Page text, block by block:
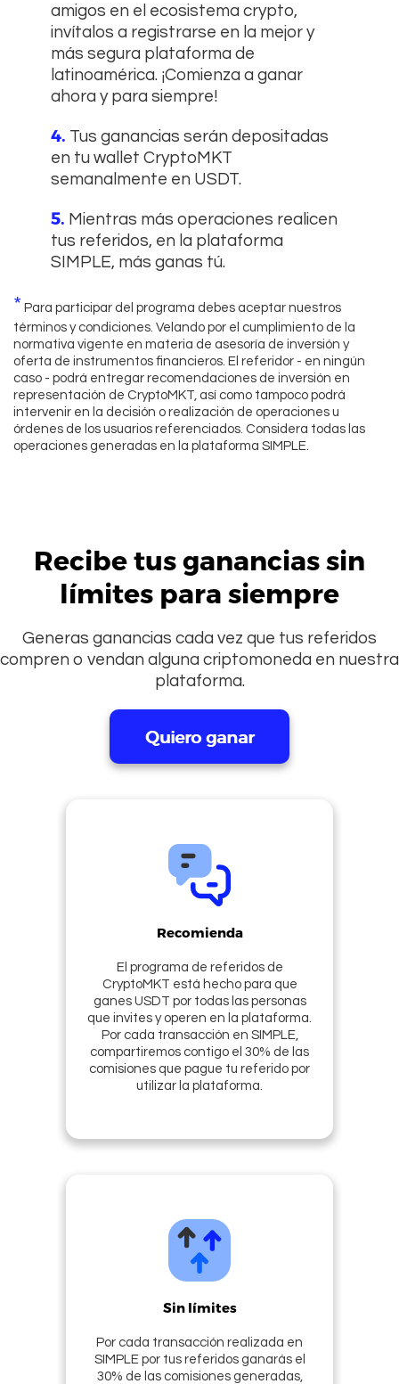
amigos en el ecosistema crypto,
invítalos a registrarse en la mejor y
más segura plataforma de
latinoamérica. ¡Comienza a ganar
ahora y para siempre!
4. Tus ganancias serán depositadas
en tu wallet CryptoMKT
semanalmente en USDT.
5. Mientras más operaciones realicen
tus referidos, en la plataforma
SIMPLE, más ganas tú.
* Para participar del programa debes aceptar nuestros
términos y condiciones. Velando por el cumplimiento de la
normativa vigente en materia de asesoría de inversión y
oferta de instrumentos financieros. El referidor - en ningún
caso - podrá entregar recomendaciones de inversión en
representación de CryptoMKT, así como tampoco podrá
intervenir en la decisión o realización de operaciones u
órdenes de los usuarios referenciados. Considera todas las
operaciones generadas en la plataforma SIMPLE.
Recibe tus ganancias sin
límites para siempre
Generas ganancias cada vez que tus referidos
compren o vendan alguna criptomoneda en nuestra
plataforma.
Quiero ganar
Recomienda
El programa de referidos de
CryptoMKT está hecho para que
ganes USDT por todas las personas
que invites y operen en la plataforma.
Por cada transacción en SIMPLE,
compartiremos contigo el 30% de las
comisiones que pague tu referido por
utilizar la plataforma.
Sin límites
Por cada transacción realizada en
SIMPLE por tus referidos ganarás el
30% de las comisiones generadas,